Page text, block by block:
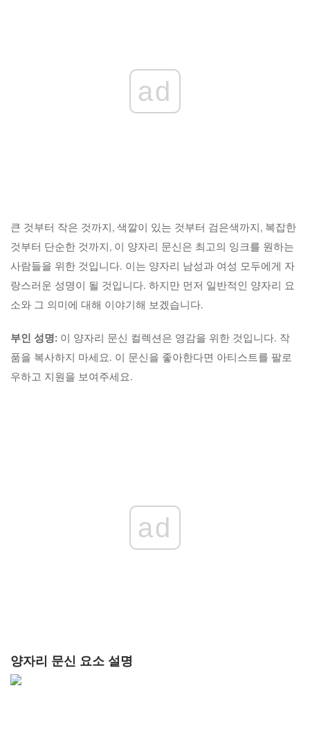
ad
큰 것부터 작은 것까지, 색깔이 있는 것부터 검은색까지, 복잡한
것부터 단순한 것까지, 이 양자리 문신은 최고의 잉크를 원하는
사람들을 위한 것입니다. 이는 양자리 남성과 여성 모두에게 자
랑스러운 성명이 될 것입니다. 하지만 먼저 일반적인 양자리 요
소와 그 의미에 대해 이야기해 보겠습니다.
부인 성명: 이 양자리 문신 컬렉션은 영감을 위한 것입니다. 작
품을 복사하지 마세요. 이 문신을 좋아한다면 아티스트를 팔로
우하고 지원을 보여주세요.
ad
양자리 문신 요소 설명